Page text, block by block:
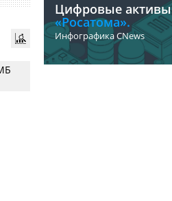
Цифровые активы
«Росатома».
Инфографика CNews